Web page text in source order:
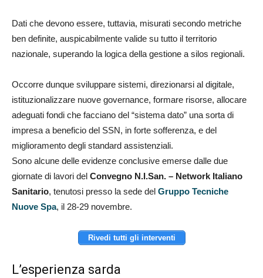
Dati che devono essere, tuttavia, misurati secondo metriche
ben definite, auspicabilmente valide su tutto il territorio
nazionale, superando la logica della gestione a silos regionali.
Occorre dunque sviluppare sistemi, direzionarsi al digitale,
istituzionalizzare nuove governance, formare risorse, allocare
adeguati fondi che facciano del “sistema dato” una sorta di
impresa a beneficio del SSN, in forte sofferenza, e del
miglioramento degli standard assistenziali.
Sono alcune delle evidenze conclusive emerse dalle due
giornate di lavori del Convegno N.I.San. – Network Italiano
Sanitario, tenutosi presso la sede del Gruppo Tecniche
Nuove Spa, il 28-29 novembre.
Rivedi tutti gli interventi
L’esperienza sarda